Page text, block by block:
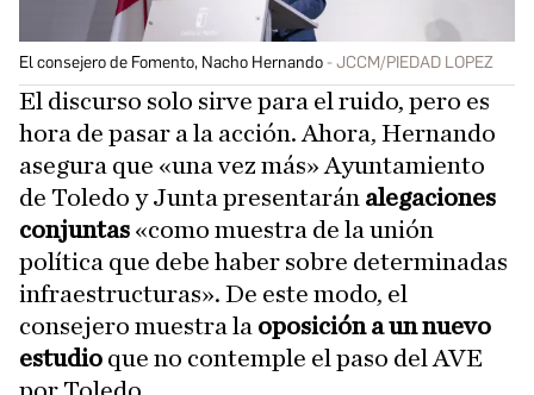
El consejero de Fomento, Nacho Hernando JCCM/PIEDAD LOPEZ
El discurso solo sirve para el ruido, pero es
hora de pasar a la acción. Ahora, Hernando
asegura que «una vez más» Ayuntamiento
de Toledo y Junta presentarán alegaciones
conjuntas «como muestra de la unión
política que debe haber sobre determinadas
infraestructuras». De este modo, el
consejero muestra la oposición a un nuevo
estudio que no contemple el paso del AVE